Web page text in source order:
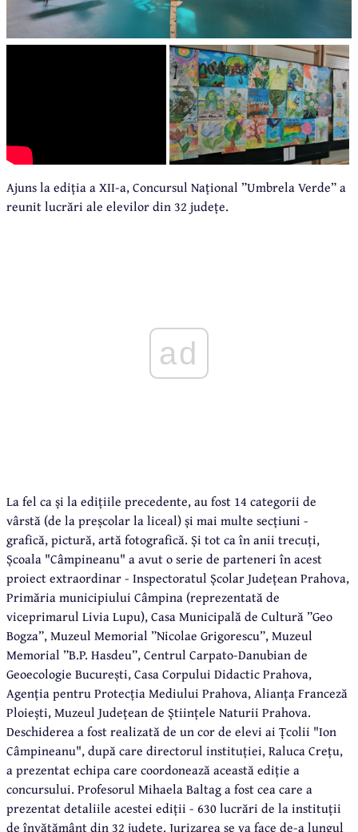
Ajuns la ediția a XII-a, Concursul Național ”Umbrela Verde” a
reunit lucrări ale elevilor din 32 județe.
ad
La fel ca și la edițiile precedente, au fost 14 categorii de
vârstă (de la preșcolar la liceal) și mai multe secțiuni -
grafică, pictură, artă fotografică. Și tot ca în anii trecuți,
Școala "Câmpineanu" a avut o serie de parteneri în acest
proiect extraordinar - Inspectoratul Școlar Județean Prahova,
Primăria municipiului Câmpina (reprezentată de
viceprimarul Livia Lupu), Casa Municipală de Cultură ”Geo
Bogza”, Muzeul Memorial ”Nicolae Grigorescu”, Muzeul
Memorial ”B.P. Hasdeu”, Centrul Carpato-Danubian de
Geoecologie București, Casa Corpului Didactic Prahova,
Agenția pentru Protecția Mediului Prahova, Alianța Franceză
Ploiești, Muzeul Județean de Științele Naturii Prahova.
Deschiderea a fost realizată de un cor de elevi ai Țcolii "Ion
Câmpineanu", după care directorul instituției, Raluca Crețu,
a prezentat echipa care coordonează această ediție a
concursului. Profesorul Mihaela Baltag a fost cea care a
prezentat detaliile acestei ediții - 630 lucrări de la instituții
de învățământ din 32 județe. Jurizarea se va face de-a lungul